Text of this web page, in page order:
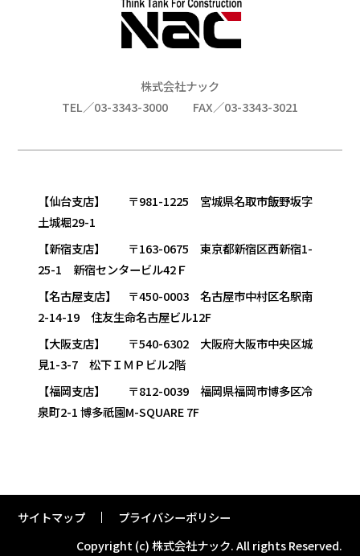
株式会社ナック
TEL／03-3343-3000
FAX／03-3343-3021
【仙台支店】 〒981-1225 宮城県名取市飯野坂字
土城堀29-1
【新宿支店】 〒163-0675 東京都新宿区西新宿1-
25-1 新宿センタービル42Ｆ
【名古屋支店】 〒450-0003 名古屋市中村区名駅南
2-14-19 住友生命名古屋ビル12F
【大阪支店】 〒540-6302 大阪府大阪市中央区城
見1-3-7 松下ＩＭＰビル2階
【福岡支店】 〒812-0039 福岡県福岡市博多区冷
泉町2-1 博多祇園M-SQUARE 7F
サイトマップ
プライバシーポリシー
Copyright (c) 株式会社ナック.All rights Reserved.